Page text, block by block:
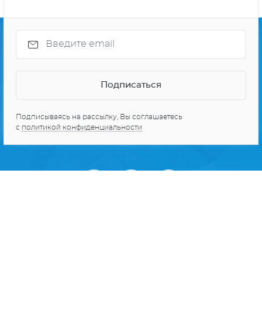
Подписываясь на рассылку, Вы соглашаетесь
с политикой конфиденциальности